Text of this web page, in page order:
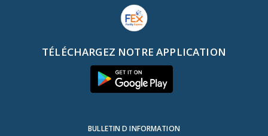
TÉLÉCHARGEZ NOTRE APPLICATION
BULLETIN D INFORMATION